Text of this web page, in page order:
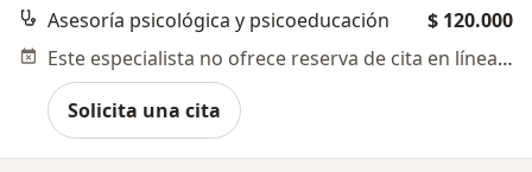
Asesoría psicológica y psicoeducación
$ 120.000
Este especialista no ofrece reserva de cita en línea en esta dirección.
Solicita una cita